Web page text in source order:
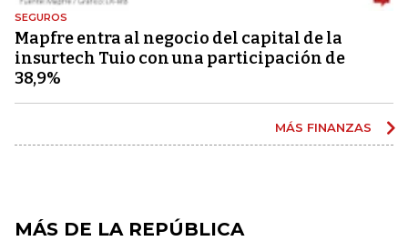
SEGUROS
Mapfre entra al negocio del capital de la
insurtech Tuio con una participación de
38,9%
MÁS FINANZAS
MÁS DE LA REPÚBLICA